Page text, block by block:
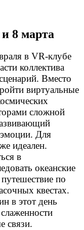
8 марта
в VR-клубе
коллектива
Вместо
виртуальные
сложной
Для
идеален.
в
океанские
по
квестах.
в этот день
связи.